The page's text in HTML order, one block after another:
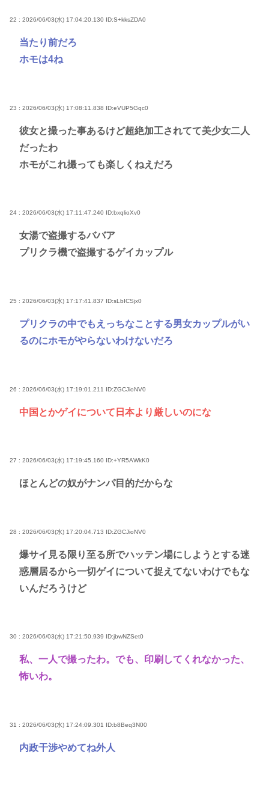
22 : 2026/06/03(水) 17:04:20.130 ID:S+kksZDA0
当たり前だろ
ホモは4ね
23 : 2026/06/03(水) 17:08:11.838 ID:eVUP5Gqc0
彼女と撮った事あるけど超絶加工されてて美少女二人
だったわ
ホモがこれ撮っても楽しくねえだろ
24 : 2026/06/03(水) 17:11:47.240 ID:bxqlioXv0
女湯で盗撮するババア
プリクラ機で盗撮するゲイカップル
25 : 2026/06/03(水) 17:17:41.837 ID:sLbICSjx0
プリクラの中でもえっちなことする男女カップルがい
るのにホモがやらないわけないだろ
26 : 2026/06/03(水) 17:19:01.211 ID:ZGCJioNV0
中国とかゲイについて日本より厳しいのにな
27 : 2026/06/03(水) 17:19:45.160 ID:+YR5AWkK0
ほとんどの奴がナンパ目的だからな
28 : 2026/06/03(水) 17:20:04.713 ID:ZGCJioNV0
爆サイ見る限り至る所でハッテン場にしようとする迷
惑層居るから一切ゲイについて捉えてないわけでもな
いんだろうけど
30 : 2026/06/03(水) 17:21:50.939 ID:jbwNZSet0
私、一人で撮ったわ。でも、印刷してくれなかった、
怖いわ。
31 : 2026/06/03(水) 17:24:09.301 ID:b8Beq3N00
内政干渉やめてね外人